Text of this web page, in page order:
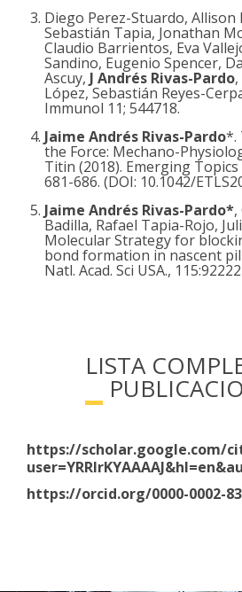
Diego Perez-Stuardo, Allison
Sebastián Tapia, Jonathan
Claudio Barrientos, Eva
Sandino, Eugenio Spencer,
Ascuy, J Andrés Rivas-Pardo
López, Sebastián Reyes-
Immunol 11; 544718.
Jaime Andrés Rivas-Pardo*.
the Force: Mechano-
Titin (2018). Emerging Topics
681-686. (DOI: 10.1042/
Jaime Andrés Rivas-Pardo*,
Badilla, Rafael Tapia-Rojo,
Molecular Strategy for
bond formation in nascent
Natl. Acad. Sci USA.,
LISTA
https://scholar.google.com/
https://orcid.org/0000-0002-